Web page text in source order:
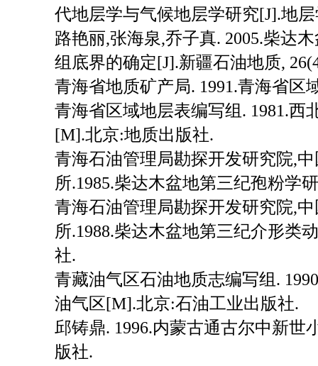
代地层学与气候地层学研究[J].地层
路艳丽,张海泉,乔子真. 2005.柴达
组底界的确定[J].新疆石油地质,
青海省地质矿产局. 1991.青海省区
青海省区域地层表编写组. 1981.西
[M].北京:地质出版社.
青海石油管理局勘探开发研究院,
所.1985.柴达木盆地第三纪孢粉学
青海石油管理局勘探开发研究院,
所.1988.柴达木盆地第三纪介形类
社.
青藏油气区石油地质志编写组.
油气区[M].北京:石油工业出版社.
邱铸鼎. 1996.内蒙古通古尔中新
版社.